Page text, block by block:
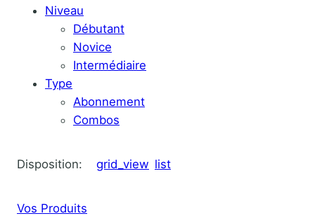
Niveau
Débutant
Novice
Intermédiaire
Type
Abonnement
Combos
Disposition: grid_view list
Vos Produits